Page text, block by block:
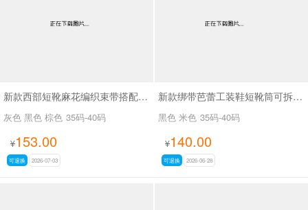
新款西部短靴麻花编织束带搭配金属扣SA8035
灰色 黑色 棕色 35码-40码
¥153.00
可退换 2026-07-03
新款绑带芭蕾工装鞋短靴筒可拆SA8031
黑色 米色 35码-40码
¥140.00
可退换 2026-06-28